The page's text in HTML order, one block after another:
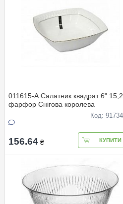
011615-А Салатник квадрат 6"
фарфор Снігова королева
Код:
156.64 ₴ КУПИТИ